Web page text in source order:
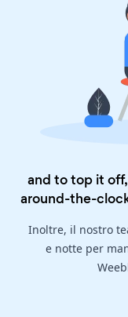
and to top it
around-the-
Inoltre, il nostro
e notte per